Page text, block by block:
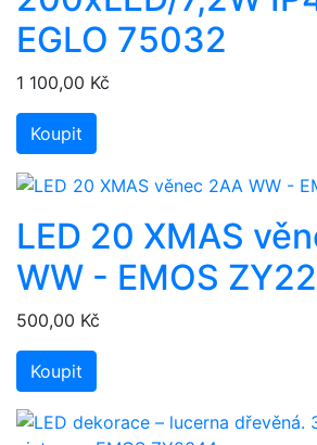
EGLO 75032
1 100,00 Kč
Koupit
LED 20 XMAS
WW - EMOS
500,00 Kč
Koupit